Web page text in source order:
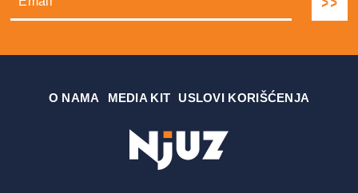
О NAMA MEDIA KIT USLOVI KORIŠĆENJA